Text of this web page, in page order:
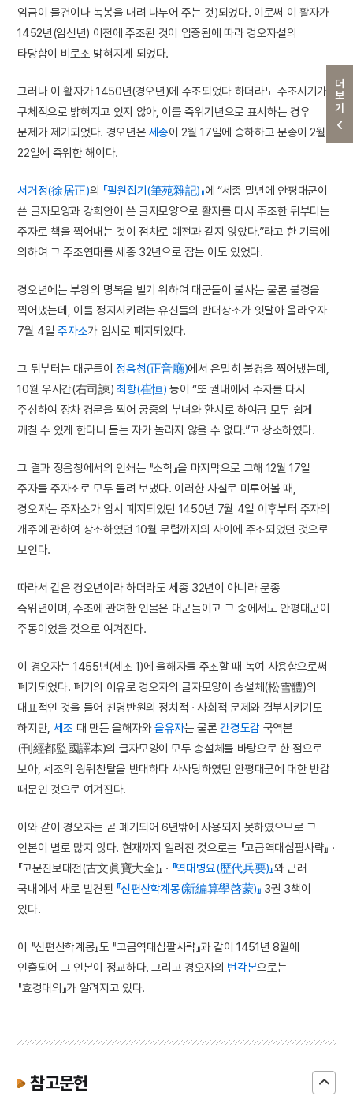
더보기
임금이 물건이나 녹봉을 내려 나누어 주는 것)되었다. 이로써 이 활자가
1452년(임신년) 이전에 주조된 것이 입증됨에 따라 경오자설의
타당함이 비로소 밝혀지게 되었다.
그러나 이 활자가 1450년(경오년)에 주조되었다 하더라도 주조시기가
구체적으로 밝혀지고 있지 않아, 이를 즉위기년으로 표시하는 경우
문제가 제기되었다. 경오년은 세종이 2월 17일에 승하하고 문종이 2월
22일에 즉위한 해이다.
서거정(徐居正)의 『필원잡기(筆苑雜記)』에 “세종 말년에 안평대군이
쓴 글자모양과 강희안이 쓴 글자모양으로 활자를 다시 주조한 뒤부터는
주자로 책을 찍어내는 것이 점차로 예전과 같지 않았다.”라고 한 기록에
의하여 그 주조연대를 세종 32년으로 잡는 이도 있었다.
경오년에는 부왕의 명복을 빌기 위하여 대군들이 불사는 물론 불경을
찍어냈는데, 이를 정지시키려는 유신들의 반대상소가 잇달아 올라오자
7월 4일주자소가 임시로 폐지되었다.
그 뒤부터는 대군들이 정음청(正音廳)에서 은밀히 불경을 찍어냈는데,
10월 우사간(右司諫) 최항(崔恒) 등이 “또 궐내에서 주자를 다시
주성하여 장차 경문을 찍어 궁중의 부녀와 환시로 하여금 모두 쉽게
깨칠 수 있게 한다니 듣는 자가 놀라지 않을 수 없다.”고 상소하였다.
그 결과 정음청에서의 인쇄는 『소학』을 마지막으로 그해 12월 17일
주자를 주자소로 모두 돌려 보냈다. 이러한 사실로 미루어볼 때,
경오자는 주자소가 임시 폐지되었던 1450년 7월 4일 이후부터 주자의
개주에 관하여 상소하였던 10월 무렵까지의 사이에 주조되었던 것으로
보인다.
따라서 같은 경오년이라 하더라도 세종 32년이 아니라 문종
즉위년이며, 주조에 관여한 인물은 대군들이고 그 중에서도 안평대군이
주동이었을 것으로 여겨진다.
이 경오자는 1455년(세조 1)에 을해자를 주조할 때 녹여 사용함으로써
폐기되었다. 폐기의 이유로 경오자의 글자모양이 송설체(松雪體)의
대표적인 것을 들어 친명반원의 정치적 · 사회적 문제와 결부시키기도
하지만, 세조 때 만든 을해자와을유자는 물론간경도감 국역본
(刊經都監國譯本)의 글자모양이 모두 송설체를 바탕으로 한 점으로
보아, 세조의 왕위찬탈을 반대하다 사사당하였던 안평대군에 대한 반감
때문인 것으로 여겨진다.
이와 같이 경오자는 곧 폐기되어 6년밖에 사용되지 못하였으므로 그
인본이 별로 많지 않다. 현재까지 알려진 것으로는 『고금역대십팔사략』 ·
『고문진보대전(古文眞寶大全)』 · 『역대병요(歷代兵要)』와 근래
국내에서 새로 발견된 『신편산학계몽(新編算學啓蒙)』 3권 3책이
있다.
이 『신편산학계몽』도 『고금역대십팔사략』과 같이 1451년 8월에
인출되어 그 인본이 정교하다. 그리고 경오자의 번각본으로는
『효경대의』가 알려지고 있다.
참고문헌